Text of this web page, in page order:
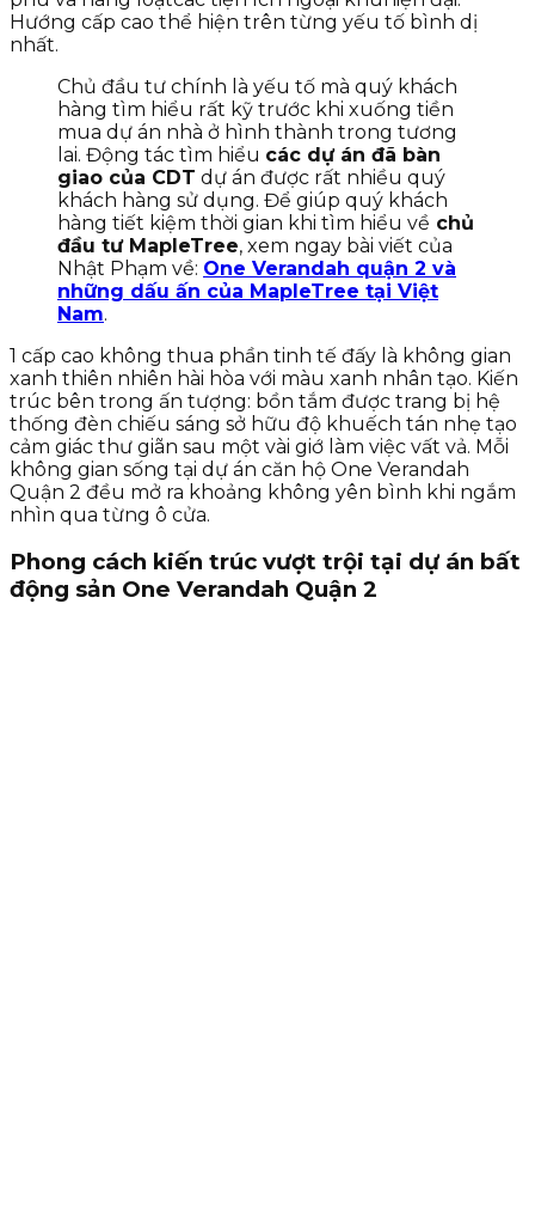
Hướng cấp cao thể hiện trên từng yếu tố bình dị
nhất.
Chủ đầu tư chính là yếu tố mà quý khách
hàng tìm hiểu rất kỹ trước khi xuống tiền
mua dự án nhà ở hình thành trong tương
lai. Động tác tìm hiểu các dự án đã bàn
giao của CDT dự án được rất nhiều quý
khách hàng sử dụng. Để giúp quý khách
hàng tiết kiệm thời gian khi tìm hiểu về chủ
đầu tư MapleTree, xem ngay bài viết của
Nhật Phạm về: One Verandah quận 2 và
những dấu ấn của MapleTree tại Việt
Nam.
1 cấp cao không thua phần tinh tế đấy là không gian
xanh thiên nhiên hài hòa với màu xanh nhân tạo. Kiến
trúc bên trong ấn tượng: bồn tắm được trang bị hệ
thống đèn chiếu sáng sở hữu độ khuếch tán nhẹ tạo
cảm giác thư giãn sau một vài giớ làm việc vất vả. Mỗi
không gian sống tại dự án căn hộ One Verandah
Quận 2 đều mở ra khoảng không yên bình khi ngắm
nhìn qua từng ô cửa.
Phong cách kiến trúc vượt trội tại dự án bất
động sản One Verandah Quận 2